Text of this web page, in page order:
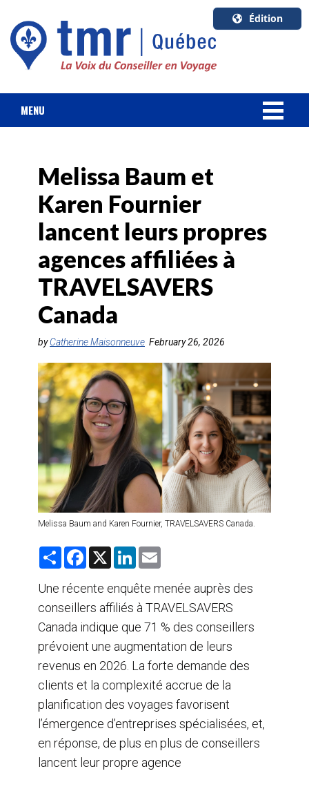
Édition
U.S.A.
English
Canada
MENU
FORFAIT VACANCES
CROISIÈRES
HOTELS & RESORTS
DESTINATIONS
AGENTS DE VOYAGE
FORMATION & RESSOURCES
Melissa Baum et
Karen Fournier
lancent leurs propres
agences affiliées à
TRAVELSAVERS
Canada
byCatherine Maisonneuve February 26, 2026
Melissa Baum and Karen Fournier, TRAVELSAVERS Canada.
S
r
e
F
e
b
o
k
X
L
k
e
d
n
i
l
Une récente enquête menée auprès des
conseillers affiliés à TRAVELSAVERS
Canada indique que 71 % des conseillers
prévoient une augmentation de leurs
revenus en 2026. La forte demande des
clients et la complexité accrue de la
planification des voyages favorisent
l’émergence d’entreprises spécialisées, et,
en réponse, de plus en plus de conseillers
lancent leur propre agence